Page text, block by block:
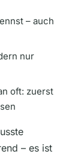
– auch
nur
oft: zuerst
– es ist